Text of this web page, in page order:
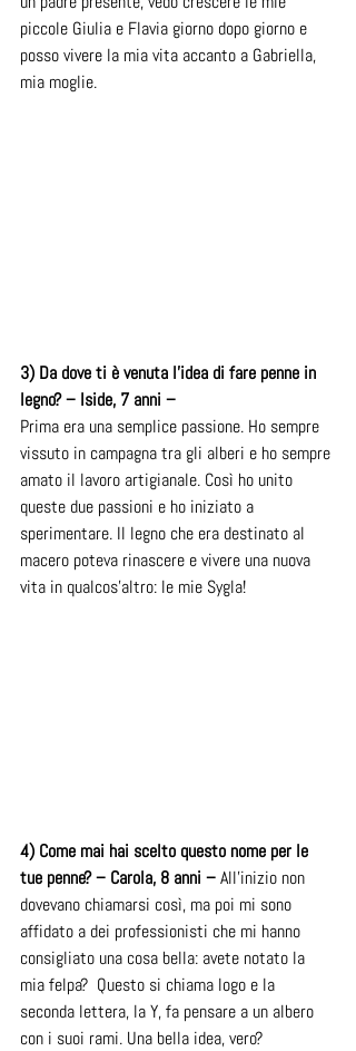
piccole Giulia e Flavia giorno dopo giorno e
posso vivere la mia vita accanto a Gabriella,
mia moglie.
3) Da dove ti è venuta l’idea di fare penne in
legno? – Iside, 7 anni –
Prima era una semplice passione. Ho sempre
vissuto in campagna tra gli alberi e ho sempre
amato il lavoro artigianale. Così ho unito
queste due passioni e ho iniziato a
sperimentare. Il legno che era destinato al
macero poteva rinascere e vivere una nuova
vita in qualcos’altro: le mie Sygla!
4) Come mai hai scelto questo nome per le
tue penne? – Carola, 8 anni – All’inizio non
dovevano chiamarsi così, ma poi mi sono
affidato a dei professionisti che mi hanno
consigliato una cosa bella: avete notato la
mia felpa?  Questo si chiama logo e la
seconda lettera, la Y, fa pensare a un albero
con i suoi rami. Una bella idea, vero?